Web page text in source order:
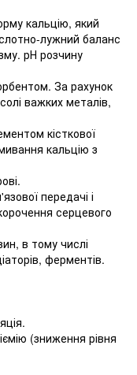
кальцію, який
лужний баланс
рН розчину
За рахунок
важких металів,
кісткової
кальцію з
передачі і
серцевого
в тому числі
ферментів.
(зниження рівня